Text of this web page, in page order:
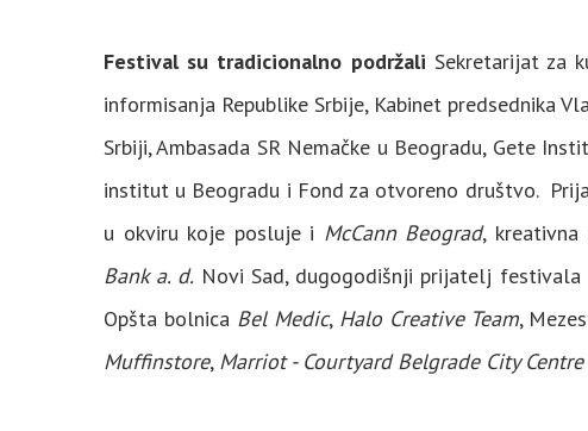
Festival su tradicionalno podržali Sekretarijat za
informisanja Republike Srbije, Kabinet predsednika
Srbiji, Ambasada SR Nemačke u Beogradu, Gete
institut u Beogradu i Fond za otvoreno društvo.
u okviru koje posluje i McCann Beograd,
Bank a. d. Novi Sad, dugogodišnji prijatelj festivala
Opšta bolnica Bel Medic, Halo Creative Team,
Muffinstore, Marriot - Courtyard Belgrade City Centre